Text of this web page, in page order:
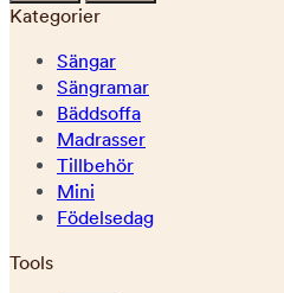
Kategorier
Sängar
Sängramar
Bäddsoffa
Madrasser
Tillbehör
Mini
Födelsedag
Tools